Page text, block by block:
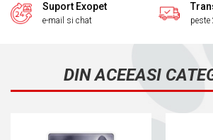
Suport Exopet
e-mail si chat peste
DIN ACEEASI